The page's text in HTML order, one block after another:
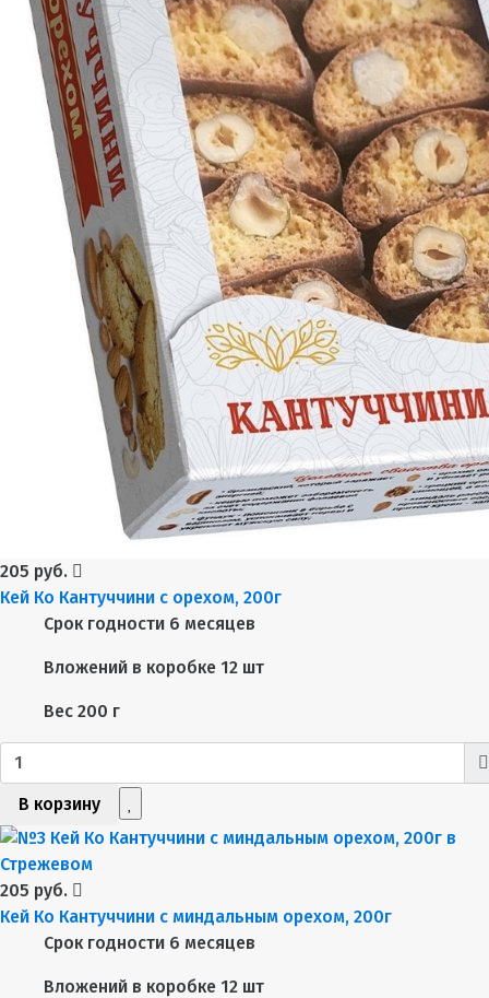
205 руб.
Кей Ко Кантуччини с орехом, 200г
Срок годности 6 месяцев
Вложений в коробке 12 шт
Вес 200 г
В корзину
205 руб.
Кей Ко Кантуччини с миндальным орехом, 200г
Срок годности 6 месяцев
Вложений в коробке 12 шт